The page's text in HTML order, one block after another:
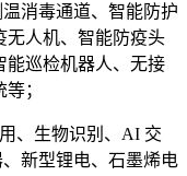
消毒通道、智能防护
无人机、智能防疫头
能巡检机器人、无接
；
、生物识别、AI 交
新型锂电、石墨烯电